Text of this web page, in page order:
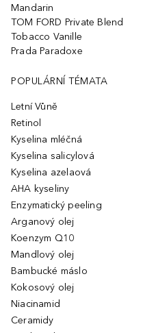
Mandarin
TOM FORD Private Blend
Tobacco Vanille
Prada Paradoxe
POPULÁRNÍ TÉMATA
Letní Vůně
Retinol
Kyselina mléčná
Kyselina salicylová
Kyselina azelaová
AHA kyseliny
Enzymatický peeling
Arganový olej
Koenzym Q10
Mandlový olej
Bambucké máslo
Kokosový olej
Niacinamid
Ceramidy